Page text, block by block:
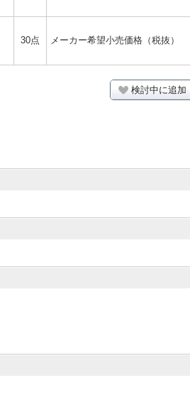
30点 メーカー希望小売価格（税抜）
検討中に追加